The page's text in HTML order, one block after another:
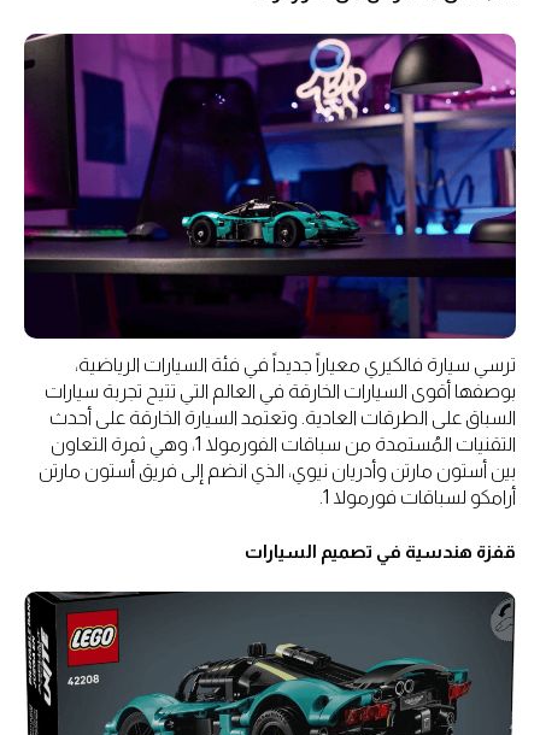
ترسي سيارة فالكيري معياراً جديداً في فئة السيارات الرياضية،
بوصفها أقوى السيارات الخارقة في العالم التي تتيح تجربة سيارات
السباق على الطرقات العادية. وتعتمد السيارة الخارقة على أحدث
التقنيات المُستمدة من سباقات الفورمولا 1، وهي ثمرة التعاون
بين أستون مارتن وأدريان نيوي، الذي انضم إلى فريق أستون مارتن
أرامكو لسباقات فورمولا 1.
قفزة هندسية في تصميم السيارات